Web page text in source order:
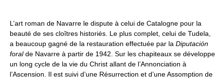
L’art roman de Navarre le dispute à celui de Catalogne pour la
beauté de ses cloîtres historiés. Le plus complet, celui de Tudela,
a beaucoup gagné de la restauration effectuée par la Diputación
foralde Navarre à partir de 1942. Sur les chapiteaux se développe
un long cycle de la vie du Christ allant de l’Annonciation à
l’Ascension. Il est suivi d’une Résurrection et d’une Assomption de